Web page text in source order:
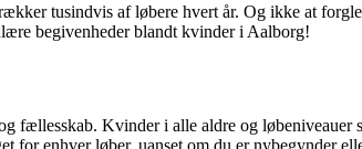
tusindvis af løbere hvert år. Og ikke at
begivenheder blandt kvinder i Aalborg!
Kvinder i alle aldre og løbeniveauer
for enhver løber, uanset om du er nybegynder